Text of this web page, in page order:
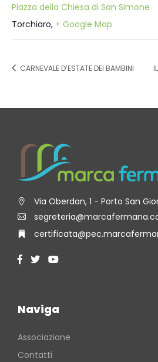
Piazza della Chiesa di San Simone
Torchiaro, + Google Map
CARNEVALE D’ESTATE DEI BAMBINI
Via Oberdan, 1 - Porto San
Naviga
Associazione
Contatti